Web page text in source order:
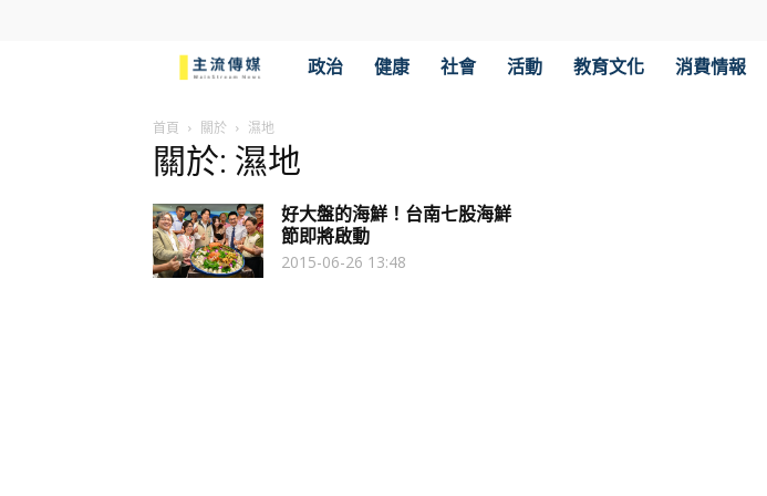
傳
媒
政治 健康 社會 活動 教育文化 消費情報
首頁 關於 濕地
關於: 濕地
好大盤的海鮮！台南七股海鮮
節即將啟動
2015-06-26 13:48